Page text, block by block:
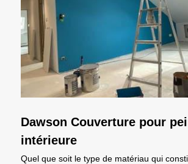
Dawson Couverture pour
intérieure
Quel que soit le type de matériau qui